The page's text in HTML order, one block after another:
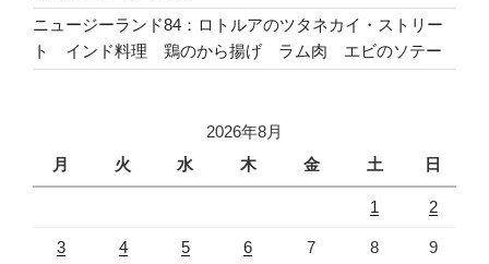
ニュージーランド84：ロトルアのツタネカイ・ストリー
ト インド料理 鶏のから揚げ ラム肉 エビのソテー
2026年8月
月
火 水 木 金 土 日
1 2
3 4 5 6 7 8 9